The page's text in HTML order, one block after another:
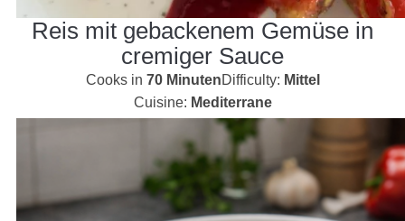
Reis mit gebackenem Gemüse in
cremiger Sauce
Cooks in 70 MinutenDifficulty: Mittel
Cuisine: Mediterrane